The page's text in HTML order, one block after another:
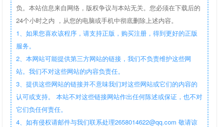
负。本站信息来自网络，版权争议与本站无关。您必须在下载后的
24个小时之内 ，从您的电脑或手机中彻底删除上述内容。
1、如果您喜欢该程序，请支持正版，购买注册，得到更好的正版
服务。
2、本网站可能提供第三方网站的链接，我们不负责维护这些网
站。我们不对这些网站的内容负责任。
3、提供这些网站的链接并不意味我们对这些网站或它们的内容的
认可或支持。 本站不对这些链接网站作出任何陈述或保证，也不对
它们负任何责任。
4、如有侵权请邮件与我们联系处理2658014622@qq.com 敬请谅